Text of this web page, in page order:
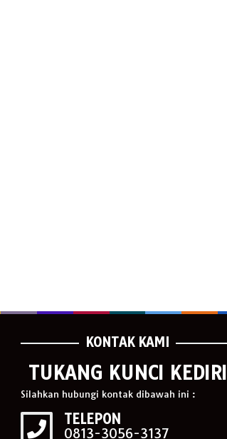
KONTAK KAMI
TUKANG KUNCI KEDIRI
Silahkan hubungi kontak dibawah ini :
TELEPON
0813-3056-3137